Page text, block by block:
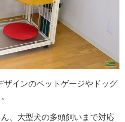
ザインのペットゲージやドッグ
、大型犬の多頭飼いまで対応